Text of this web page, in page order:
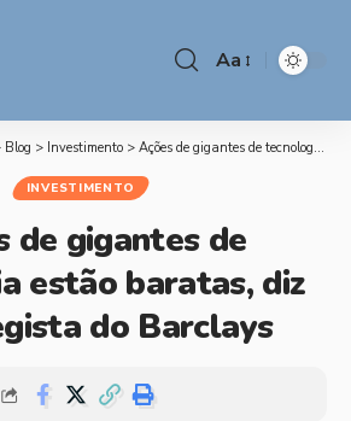
Aa
Blog > Investimento > Ações de gigantes de tecnologia estão baratas, diz estrategista do Barclays
INVESTIMENTO
de gigantes de
estão baratas, diz
do Barclays